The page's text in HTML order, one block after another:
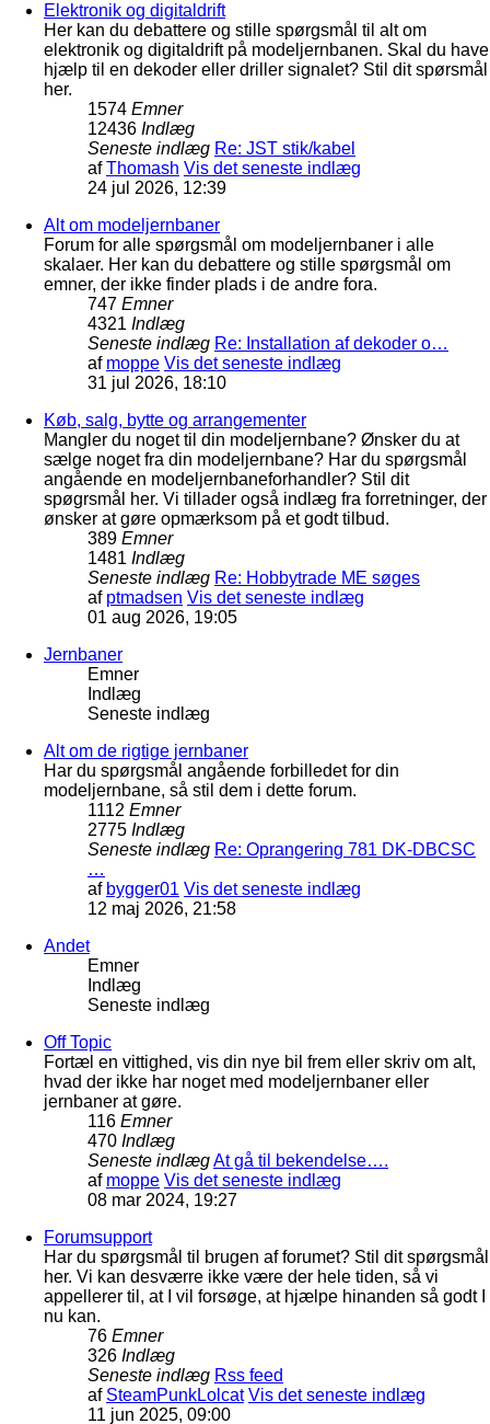
Elektronik og digitaldrift
Her kan du debattere og stille spørgsmål til alt om
elektronik og digitaldrift på modeljernbanen. Skal du have
hjælp til en dekoder eller driller signalet? Stil dit spørsmål
her.
1574 Emner
12436 Indlæg
Seneste indlæg Re: JST stik/kabel
afThomash Vis det seneste indlæg
24 jul 2026, 12:39
Alt om modeljernbaner
Forum for alle spørgsmål om modeljernbaner i alle
skalaer. Her kan du debattere og stille spørgsmål om
emner, der ikke finder plads i de andre fora.
747 Emner
4321 Indlæg
Seneste indlæg Re: Installation af dekoder o…
af moppe Vis det seneste indlæg
31 jul 2026, 18:10
Køb, salg, bytte og arrangementer
Mangler du noget til din modeljernbane? Ønsker du at
sælge noget fra din modeljernbane? Har du spørgsmål
angående en modeljernbaneforhandler? Stil dit
spøgrsmål her. Vi tillader også indlæg fra forretninger, der
ønsker at gøre opmærksom på et godt tilbud.
389 Emner
1481 Indlæg
Seneste indlæg Re: Hobbytrade ME søges
af ptmadsen Vis det seneste indlæg
01 aug 2026, 19:05
Jernbaner
Emner
Indlæg
Seneste indlæg
Alt om de rigtige jernbaner
Har du spørgsmål angående forbilledet for din
modeljernbane, så stil dem i dette forum.
1112 Emner
2775 Indlæg
Seneste indlæg Re: Oprangering 781 DK-DBCSC
…
af bygger01 Vis det seneste indlæg
12 maj 2026, 21:58
Andet
Emner
Indlæg
Seneste indlæg
Off Topic
Fortæl en vittighed, vis din nye bil frem eller skriv om alt,
hvad der ikke har noget med modeljernbaner eller
jernbaner at gøre.
116 Emner
470 Indlæg
Seneste indlægAt gå til bekendelse….
af moppe Vis det seneste indlæg
08 mar 2024, 19:27
Forumsupport
Har du spørgsmål til brugen af forumet? Stil dit spørgsmål
her. Vi kan desværre ikke være der hele tiden, så vi
appellerer til, at I vil forsøge, at hjælpe hinanden så godt I
nu kan.
76 Emner
326 Indlæg
Seneste indlæg Rss feed
af SteamPunkLolcat Vis det seneste indlæg
11 jun 2025, 09:00